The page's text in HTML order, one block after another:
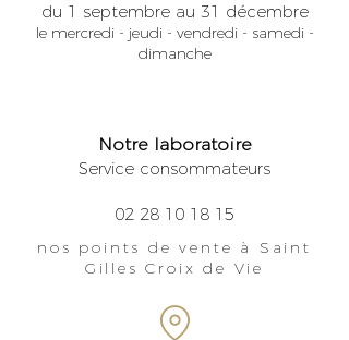
du 1 septembre au 31 décembre
le mercredi - jeudi - vendredi - samedi -
dimanche
Notre laboratoire
Service consommateurs
02 28 10 18 15
nos points de vente à Saint
Gilles Croix de Vie